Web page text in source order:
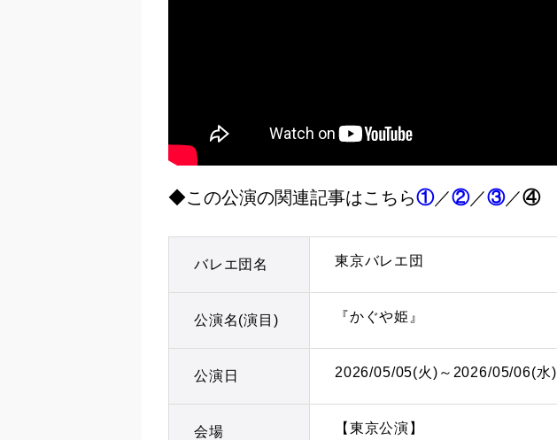
◆この公演の関連記事はこちら①／②／③／④
バレエ団名 東京バレエ団
公演名(演目) 『かぐや姫』
公演日 2026/05/05(火)～2026/05/06(水)
会場
【東京公演】